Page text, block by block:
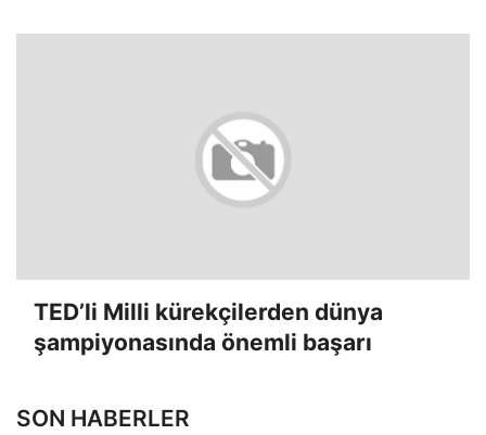
TED’li Milli kürekçilerden dünya
şampiyonasında önemli başarı
SON HABERLER